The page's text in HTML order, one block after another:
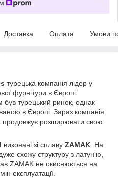
Доставка Оплата Умови
турецька компанія лідер у
фурнітури в Європі.
турецький ринок, однак
в Європі. Зараз компанія
продовжує розширювати свою
виконані зі сплаву ZAMAK . На
схожу структуру з латун'ю,
ZAMAK не окиснюється на
експлуатації.